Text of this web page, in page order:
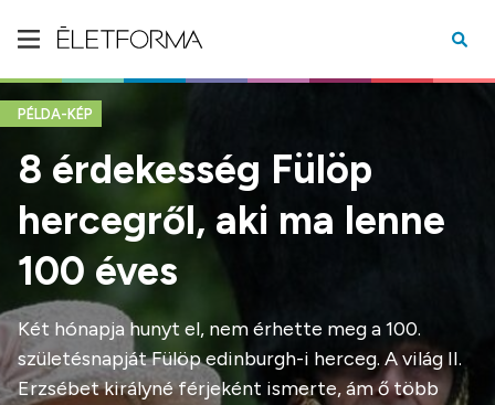
PÉLDA-KÉP
8 érdekesség Fülöp
hercegről, aki ma lenne
100 éves
Két hónapja hunyt el, nem érhette meg a 100.
születésnapját Fülöp edinburgh-i herceg. A világ II.
Erzsébet királyné férjeként ismerte, ám ő több